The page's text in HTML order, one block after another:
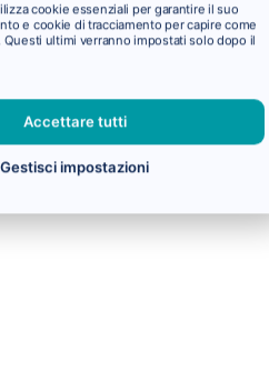
cookie essenziali per garantire il suo
e cookie di tracciamento per capire come
ultimi verranno impostati solo dopo il
Accettare tutti
Gestisci impostazioni